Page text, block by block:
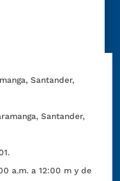
Santander,
Santander,
a.m. a 12:00 m y de